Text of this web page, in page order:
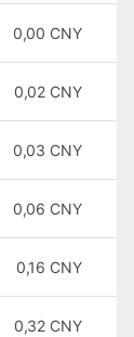
0,00 CNY
0,02 CNY
0,03 CNY
0,06 CNY
0,16 CNY
0,32 CNY